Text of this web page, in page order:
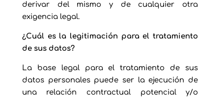
derivar del mismo y de cualquier otra
exigencia legal.
¿Cuál es la legitimación para el tratamiento
de sus datos?
La base legal para el tratamiento de sus
datos personales puede ser la ejecución de
una relación contractual potencial y/o